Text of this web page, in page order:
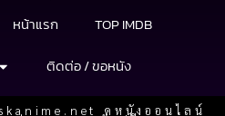
หน้าแรก
TOP IMDB
ติดต่อ / ขอหนัง
ดูหนังออนไลน์